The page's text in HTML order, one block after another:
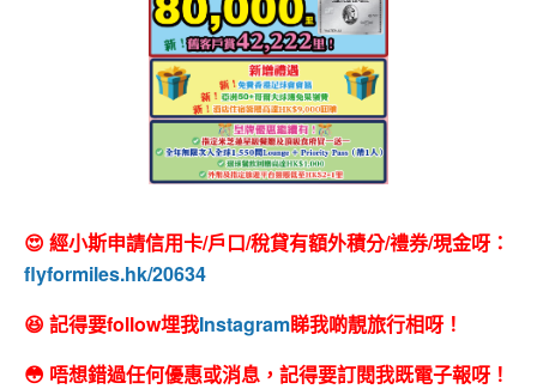
😍 經小斯申請信用卡/戶口/稅貸有額外積分/禮券/現金呀：
flyformiles.hk/20634
😆 記得要follow埋我Instagram睇我啲靚旅行相呀！
😳 唔想錯過任何優惠或消息，記得要訂閱我既電子報呀！